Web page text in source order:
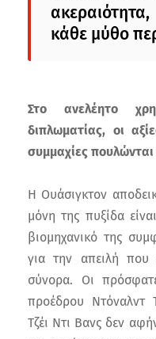
κάθε μύθο
Στο ανελέητο
διπλωματίας, οι
συμμαχίες πουλώνται
Η Ουάσιγκτον
μόνη της πυξίδα
βιομηχανικό της
για την απειλή που
σύνορα. Οι
προέδρου Ντόναλντ
Τζέι Ντι Βανς δεν